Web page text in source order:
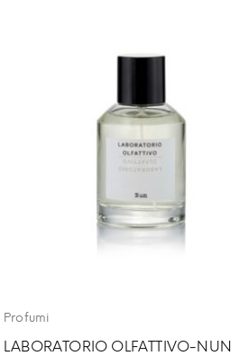
Profumi
LABORATORIO OLFATTIVO-NUN